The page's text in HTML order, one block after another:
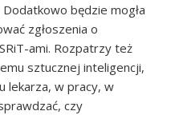
będzie mogła
zgłoszenia o
ami. Rozpatrzy też
sztucznej inteligencji,
lekarza, w pracy, w
czy